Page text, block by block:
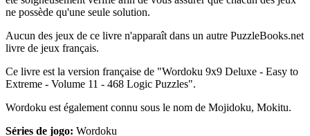
ne possède qu'une seule solution.
Aucun des jeux de ce livre n'apparaît dans un autre PuzzleBooks.net
livre de jeux français.
Ce livre est la version française de "Wordoku 9x9 Deluxe - Easy to
Extreme - Volume 11 - 468 Logic Puzzles".
Wordoku est également connu sous le nom de Mojidoku, Mokitu.
Séries de jogo: Wordoku